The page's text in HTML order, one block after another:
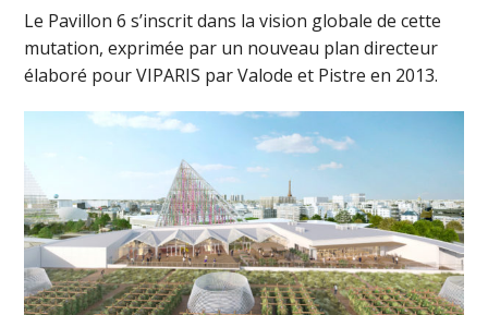
Le Pavillon 6 s’inscrit dans la vision globale de cette
mutation, exprimée par un nouveau plan directeur
élaboré pour VIPARIS par Valode et Pistre en 2013.